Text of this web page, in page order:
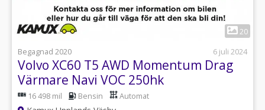
20
Begagnad 2020
6 juli 2024
Volvo XC60 T5 AWD Momentum Drag
Värmare Navi VOC 250hk
16 498 mil Bensin Automat